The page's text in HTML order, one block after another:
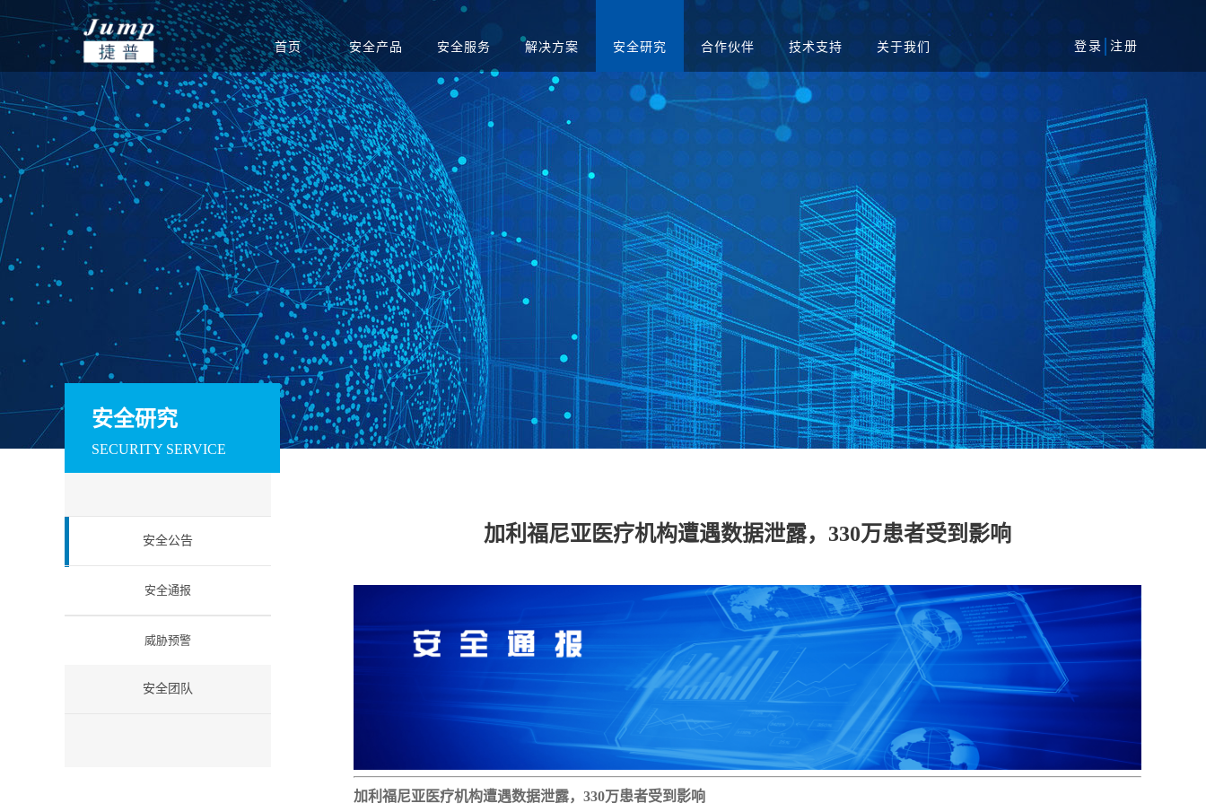
登录 注册
首页 安全产品
基础安全
运营安全
安全态势分析与协同
指挥平台
安全态势分析与管理
平台
信息安全集中管理系
统
日志审计平台 配置核查系统 资产攻击面管理平台
边界安全
防火墙 SD-WAN 双向/单向/视频网闸 入侵防御系统 病毒威胁防护系统 抗拒绝服务系统
安全检测
入侵检测系统 高级威胁监测系统 病毒威胁预警系统 信息审计
应用安全
上网行为审计系统 应用交付系统 WEB应用防火墙 网页防篡改 服务器群组防护系统 WEB漏扫系统 蜜罐系统
终端威胁防御（防病
毒）系统
网络安全准入系统 主机监控与审计系统
电子文档打印与刻录
存储介质消除系统
安全教育
训系统
网络空间安全对抗竞
网络空间安全综合靶
场系统
数据安全
安全运维管理系统
数据库审计与风险
工业互联网安全
工控网络监测审计
工控主机安全卫士 工控安全评估系统
工控安全运维管理
工控日志收集与分
工业互联网边缘准
备
云 IPS/IDS 云堡垒机 云日志审计 云数据库审计 云杀毒 云漏扫
IDS（信创版）
WEB应用防火墙系
安全运维管理系统
（信创版）
数据库审计系统
（信创版）
网络综合审计系统
打印刻录安全监控
与审计系统（信创
版）
服务器审计系统
（信创版）
主机文件监测系统
（信创版）
终端安全登录系统
（信创版）
存储介质消除系统
安全服务
信创集成服务 网站安全监测 重保安全保障 应急演练服务 渗透测试服务 安全运营服务 红蓝对抗服务
驻场运维服务 定期巡检服务 等级保护服务 合规咨询服务 安全培训服务
解决方案
政府 教育 电力能源 医疗 智慧矿山 运营商 金融
安全研究
安全公告
安全通报
威胁预警
安全团队
合作伙伴
渠道政策 渠道体系
技术支持
捷普安全学院 产品生命周期公告 软件升级 售后服务
关于我们
公司介绍
创新团队
创新实力
新闻中心
公司新闻
签约新闻
联系我们
集团总部
分支机构
人才招聘
社会招聘
校园招聘
安全研究
SECURITY SERVICE
安全公告
安全通报
威胁预警
安全团队
加利福尼亚医疗机构遭遇数据泄露，330万患者受到影响
加利福尼亚医疗机构遭遇数据泄露，330万患者受到影响